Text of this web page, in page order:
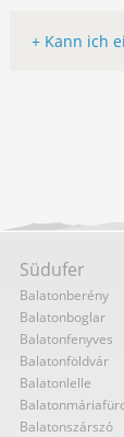
+ Kann ich
Südufer
Balatonberény
Balatonboglar
Balatonfenyves
Balatonföldvár
Balatonlelle
Balatonszárszó